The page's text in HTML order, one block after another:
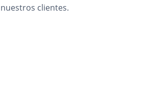
nuestros clientes.